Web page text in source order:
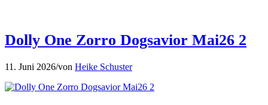
Dolly One Zorro Dogsavior Mai26 2
11. Juni 2026/von Heike Schuster